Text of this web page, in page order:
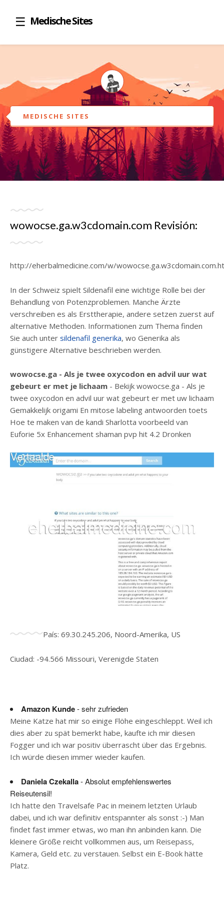
Medische Sites
MEDISCHE SITES
wowocse.ga.w3cdomain.com Revisión:
http://eherbalmedicine.com/w/
In der Schweiz spielt Sildenafil eine wichtige Rolle bei der
Behandlung von Potenzproblemen. Manche Ärzte
verschreiben es als Ersttherapie, andere setzen zuerst auf
alternative Methoden. Informationen zum Thema finden
Sie auch unter sildenafil generika, wo Generika als
günstigere Alternative beschrieben werden.
wowocse.ga - Als je twee oxycodon en advil uur wat
gebeurt er met je lichaam - Bekijk wowocse.ga - Als je
twee oxycodon en advil uur wat gebeurt er met uw lichaam
Gemakkelijk origami En mitose labeling antwoorden toets
Hoe te maken van de kandi Sharlotta voorbeeld van
Euforie 5x Enhancement shaman pvp hit 4.2 Dronken
País: 69.30.245.206, Noord-Amerika, US
Ciudad: -94.566 Missouri, Verenigde Staten
Amazon Kunde- sehr zufrieden
Meine Katze hat mir so einige Flöhe eingeschleppt. Weil ich
dies aber zu spät bemerkt habe, kaufte ich mir diesen
Fogger und ich war positiv überrascht über das Ergebnis.
Ich würde diesen immer wieder kaufen.
Daniela Czekalla- Absolut empfehlenswertes
Reiseutensil!
Ich hatte den Travelsafe Pac in meinem letzten Urlaub
dabei, und ich war definitiv entspannter als sonst :-) Man
findet fast immer etwas, wo man ihn anbinden kann. Die
kleinere Größe reicht vollkommen aus, um Reisepass,
Kamera, Geld etc. zu verstauen. Selbst ein E-Book hätte
Platz.